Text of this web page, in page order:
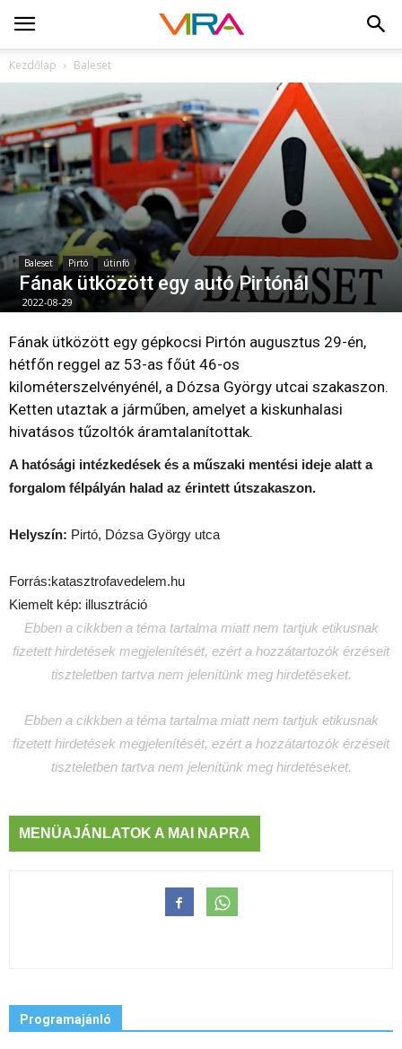
Kezdőlap Baleset
Baleset Pirtó útinfó
Fának ütközött egy autó Pirtónál
2022-08-29
Fának ütközött egy gépkocsi Pirtón augusztus 29-én,
hétfőn reggel az 53-as főút 46-os
kilométerszelvényénél, a Dózsa György utcai szakaszon.
Ketten utaztak a járműben, amelyet a kiskunhalasi
hivatásos tűzoltók áramtalanítottak.
A hatósági intézkedések és a műszaki mentési ideje alatt a
forgalom félpályán halad az érintett útszakaszon.
Helyszín: Pirtó, Dózsa György utca
Forrás:katasztrofavedelem.hu
Kiemelt kép: illusztráció
Ebben a cikkben a téma tartalma miatt nem tartjuk etikusnak
fizetett hirdetések megjelenítését, ezért a hozzátartozók érzéseit
tiszteletben tartva nem jelenítünk meg hirdetéseket.
Ebben a cikkben a téma tartalma miatt nem tartjuk etikusnak
fizetett hirdetések megjelenítését, ezért a hozzátartozók érzéseit
tiszteletben tartva nem jelenítünk meg hirdetéseket.
MENÜAJÁNLATOK A MAI NAPRA
Programajánló